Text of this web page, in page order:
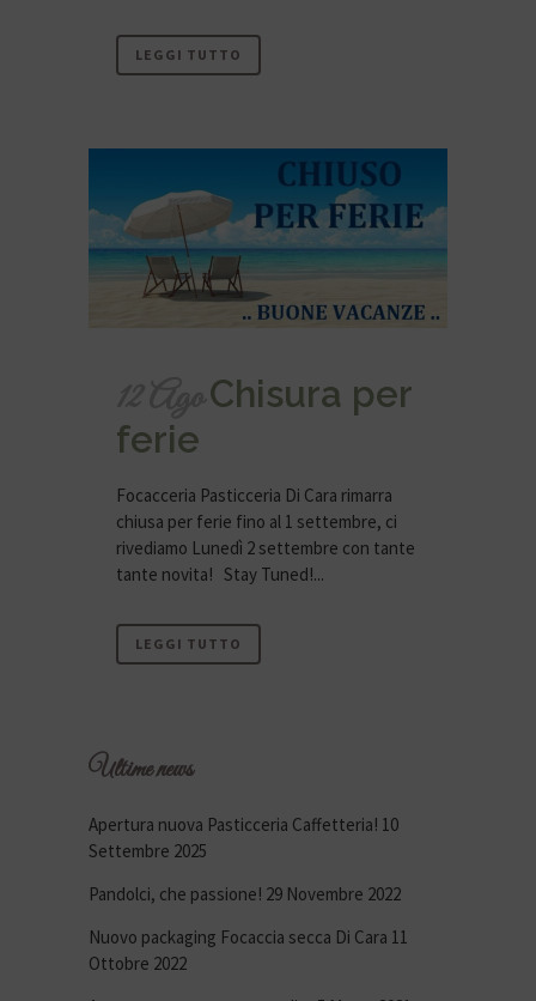
LEGGI TUTTO
Chisura per
ferie
Focacceria Pasticceria Di Cara rimarra
chiusa per ferie fino al 1 settembre, ci
rivediamo Lunedì 2 settembre con tante
tante novita! Stay Tuned!...
LEGGI TUTTO
Ultime news
Apertura nuova Pasticceria Caffetteria! 10
Settembre 2025
Pandolci, che passione! 29 Novembre 2022
Nuovo packaging Focaccia secca Di Cara 11
Ottobre 2022